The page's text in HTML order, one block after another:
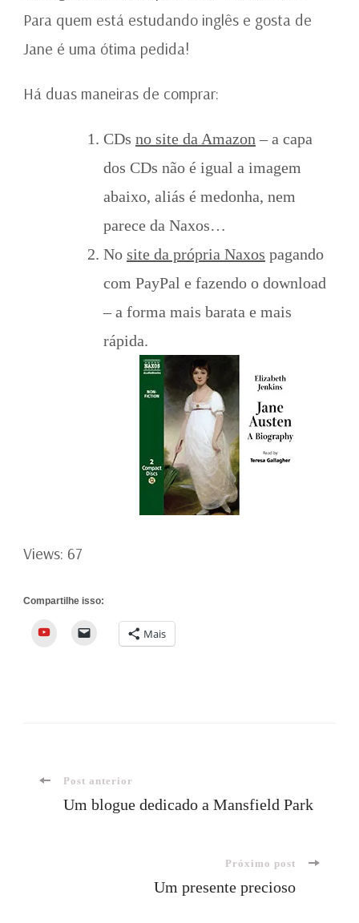
Para quem está estudando inglês e gosta de
Jane é uma ótima pedida!
Há duas maneiras de comprar:
CDs no site da Amazon – a capa
dos CDs não é igual a imagem
abaixo, aliás é medonha, nem
parece da Naxos…
No site da própria Naxos pagando
com PayPal e fazendo o download
– a forma mais barata e mais
rápida.
Views: 67
Compartilhe isso:
YouTube Mais
Navegação
Post anterior
Um blogue dedicado a Mansfield Park
Próximo post
Um presente precioso